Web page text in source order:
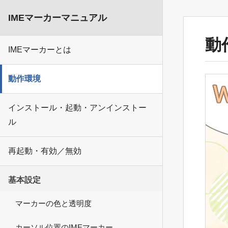
IMEマーカーマニュアル
IMEマーカーとは
動作環境
インストール・起動・アンインストー
ル
再起動・有効／無効
基本設定
マーカーの色と透明度
動